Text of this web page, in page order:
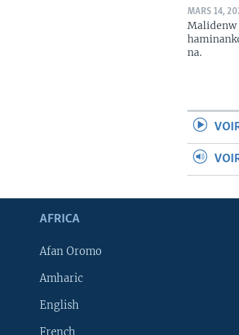
MARS 14,
Malidenw
na.
AFRICA
Afan Oromo
Amharic
English
French